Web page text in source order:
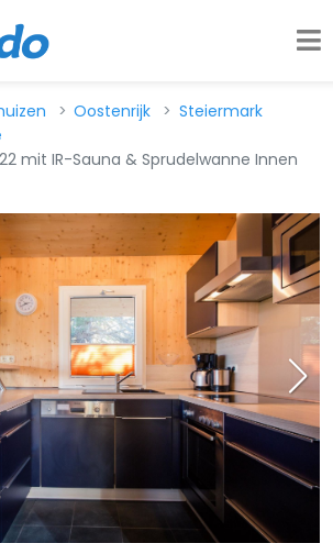
Oostenrijk
Steiermark
mit IR-Sauna & Sprudelwanne Innen